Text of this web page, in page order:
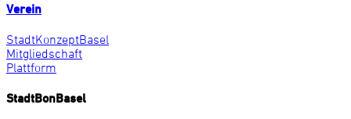
Verein
StadtKonzeptBasel
Mitgliedschaft
Plattform
StadtBonBasel